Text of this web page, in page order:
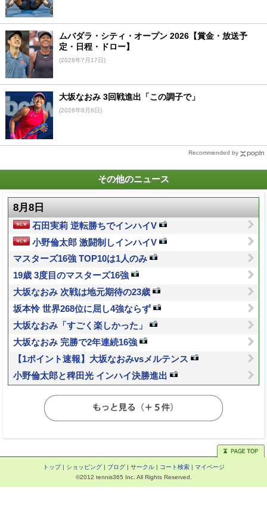
ムバダラ・シティ・オープン 2026【賞金・放送予
定・日程・ドロー】
(2026年7月17日)
大坂なおみ 3回戦進出「この調子で」
(2026年8月6日)
Recommended by
その他のニュース
8月8日
石田実莉 逆転勝ちでインハイV
小野倫太郎 激闘制しインハイV
マスターズ16強 TOP10は1人のみ
19歳 3度目のマスターズ16強
大坂なおみ 次戦は地元期待の23歳
坂本怜 世界268位に屈し4強ならず
大坂なおみ「すごく楽しかった」
大坂なおみ 完勝で2年連続16強
【1ポイント速報】大坂なおみvsメルテンス
小野倫太郎と稗田光 インハイ決勝進出
トップ| ショッピング| ブログ| サークル| コート検索| マイページ
©2012 tennis365 Inc. All Rights Reserved.